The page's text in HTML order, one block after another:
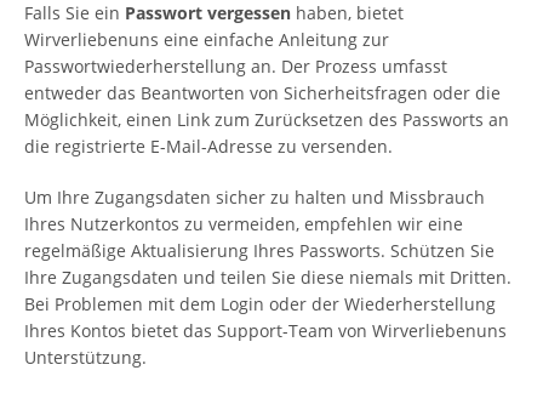
Falls Sie ein Passwort vergessen haben, bietet
Wirverliebenuns eine einfache Anleitung zur
Passwortwiederherstellung an. Der Prozess umfasst
entweder das Beantworten von Sicherheitsfragen oder die
Möglichkeit, einen Link zum Zurücksetzen des Passworts an
die registrierte E-Mail-Adresse zu versenden.
Um Ihre Zugangsdaten sicher zu halten und Missbrauch
Ihres Nutzerkontos zu vermeiden, empfehlen wir eine
regelmäßige Aktualisierung Ihres Passworts. Schützen Sie
Ihre Zugangsdaten und teilen Sie diese niemals mit Dritten.
Bei Problemen mit dem Login oder der Wiederherstellung
Ihres Kontos bietet das Support-Team von Wirverliebenuns
Unterstützung.